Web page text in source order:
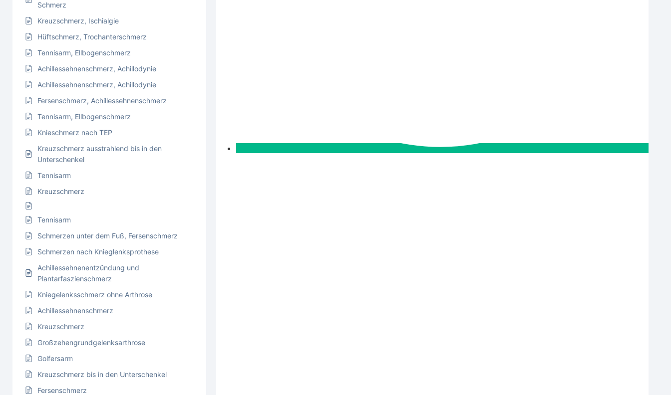
Schmerz
Kreuzschmerz, Ischialgie
Hüftschmerz, Trochanterschmerz
Tennisarm, Ellbogenschmerz
Achillessehnenschmerz, Achillodynie
Achillessehnenschmerz, Achillodynie
Fersenschmerz, Achillessehnenschmerz
Tennisarm, Ellbogenschmerz
Knieschmerz nach TEP
Kreuzschmerz ausstrahlend bis in den
Unterschenkel
Tennisarm
Kreuzschmerz
Tennisarm
Schmerzen unter dem Fuß, Fersenschmerz
Schmerzen nach Knieglenksprothese
Achillessehnenentzündung und
Plantarfaszienschmerz
Kniegelenksschmerz ohne Arthrose
Achillessehnenschmerz
Kreuzschmerz
Großzehengrundgelenksarthrose
Golfersarm
Kreuzschmerz bis in den Unterschenkel
Fersenschmerz